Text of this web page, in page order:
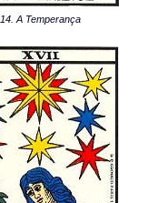
14. A Temperança